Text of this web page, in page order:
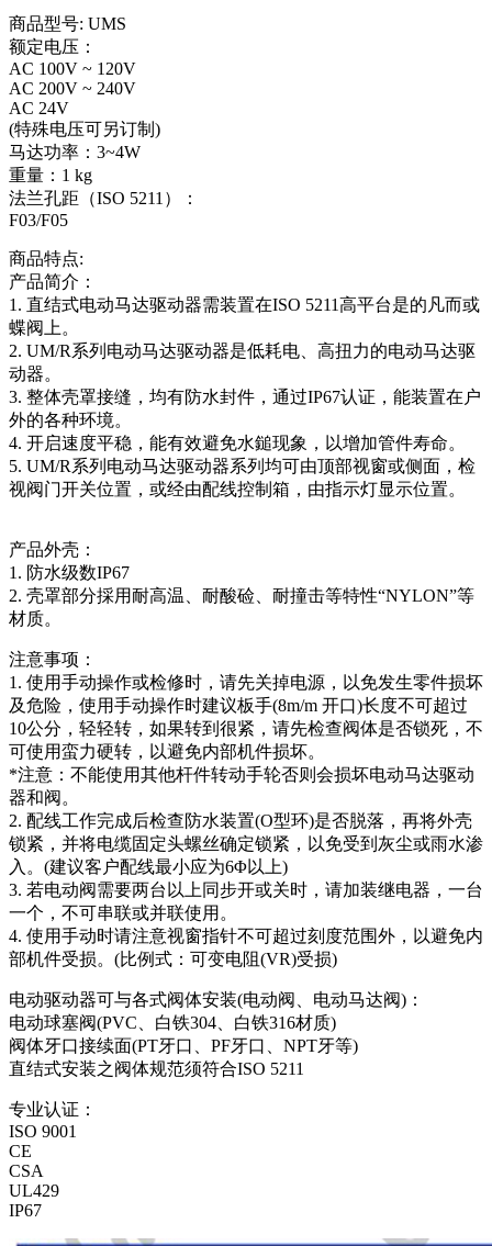
商品型号: UMS
额定电压：
AC 100V ~ 120V
AC 200V ~ 240V
AC 24V
(特殊电压可另订制)
马达功率：3~4W
重量：1 kg
法兰孔距（ISO 5211）：
F03/F05
商品特点:
产品简介：
1. 直结式电动马达驱动器需装置在ISO 5211高平台是的凡而或
蝶阀上。
2. UM/R系列电动马达驱动器是低耗电、高扭力的电动马达驱
动器。
3. 整体壳罩接缝，均有防水封件，通过IP67认证，能装置在户
外的各种环境。
4. 开启速度平稳，能有效避免水鎚现象，以增加管件寿命。
5. UM/R系列电动马达驱动器系列均可由顶部视窗或侧面，检
视阀门开关位置，或经由配线控制箱，由指示灯显示位置。
产品外壳：
1. 防水级数IP67
2. 壳罩部分採用耐高温、耐酸硷、耐撞击等特性“NYLON”等
材质。
注意事项：
1. 使用手动操作或检修时，请先关掉电源，以免发生零件损坏
及危险，使用手动操作时建议板手(8m/m 开口)长度不可超过
10公分，轻轻转，如果转到很紧，请先检查阀体是否锁死，不
可使用蛮力硬转，以避免内部机件损坏。
*注意：不能使用其他杆件转动手轮否则会损坏电动马达驱动
器和阀。
2. 配线工作完成后检查防水装置(O型环)是否脱落，再将外壳
锁紧，并将电缆固定头螺丝确定锁紧，以免受到灰尘或雨水渗
入。(建议客户配线最小应为6Φ以上)
3. 若电动阀需要两台以上同步开或关时，请加装继电器，一台
一个，不可串联或并联使用。
4. 使用手动时请注意视窗指针不可超过刻度范围外，以避免内
部机件受损。(比例式：可变电阻(VR)受损)
电动驱动器可与各式阀体安装(电动阀、电动马达阀)：
电动球塞阀(PVC、白铁304、白铁316材质)
阀体牙口接续面(PT牙口、PF牙口、NPT牙等)
直结式安装之阀体规范须符合ISO 5211
专业认证：
ISO 9001
CE
CSA
UL429
IP67